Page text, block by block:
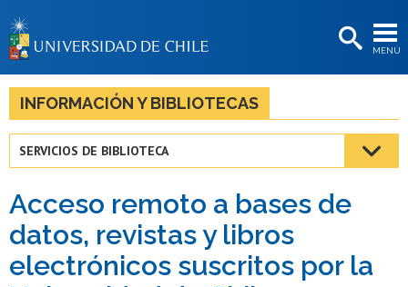
MENÚ
BIBLIOTECAS
LA UNIVERSIDAD
Estudiantes
Académicas/os
Funcionarias/os
Egresadas/os
INFORMACIÓN Y BIBLIOTECAS
SERVICIOS DE BIBLIOTECA
Acceso remoto a bases de
datos, revistas y libros
electrónicos suscritos por la